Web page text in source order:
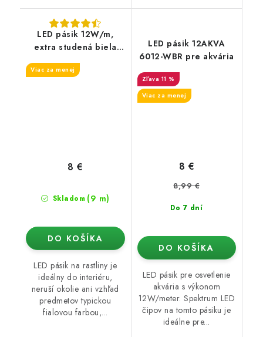
LED pásik 12W/m,
extra studená biela
11000K
Viac za menej
Skladom (9 m)
8 €
DO KOŠÍKA
LED pásik na rastliny je
ideálny do interiéru,
neruší okolie ani vzhľad
predmetov typickou
fialovou farbou,...
LED pásik 12AKVA
6012-WBR pre akvária
11 %
Viac za menej
Do 7 dní
8 €
8,99 €
DO KOŠÍKA
LED pásik pre osvetlenie
akvária s výkonom
12W/meter. Spektrum LED
čipov na tomto pásiku je
ideálne pre...